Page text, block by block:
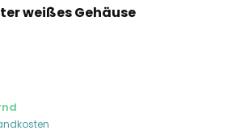
weißes Gehäuse